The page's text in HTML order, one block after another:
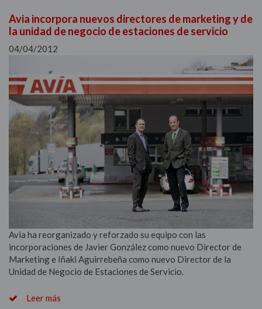
Avia incorpora nuevos directores de marketing y de
la unidad de negocio de estaciones de servicio
04/04/2012
Avia ha reorganizado y reforzado su equipo con las
incorporaciones de Javier González como nuevo Director de
Marketing e Iñaki Aguirrebeña como nuevo Director de la
Unidad de Negocio de Estaciones de Servicio.
Leer más